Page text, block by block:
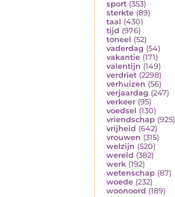
sport (353)
sterkte (89)
taal (430)
tijd (976)
toneel (52)
vaderdag (54)
vakantie (171)
valentijn (149)
verdriet (2298)
verhuizen (56)
verjaardag (247)
verkeer (95)
voedsel (130)
vriendschap (925)
vrijheid (642)
vrouwen (315)
welzijn (520)
wereld (382)
werk (192)
wetenschap (87)
woede (232)
woonoord (189)